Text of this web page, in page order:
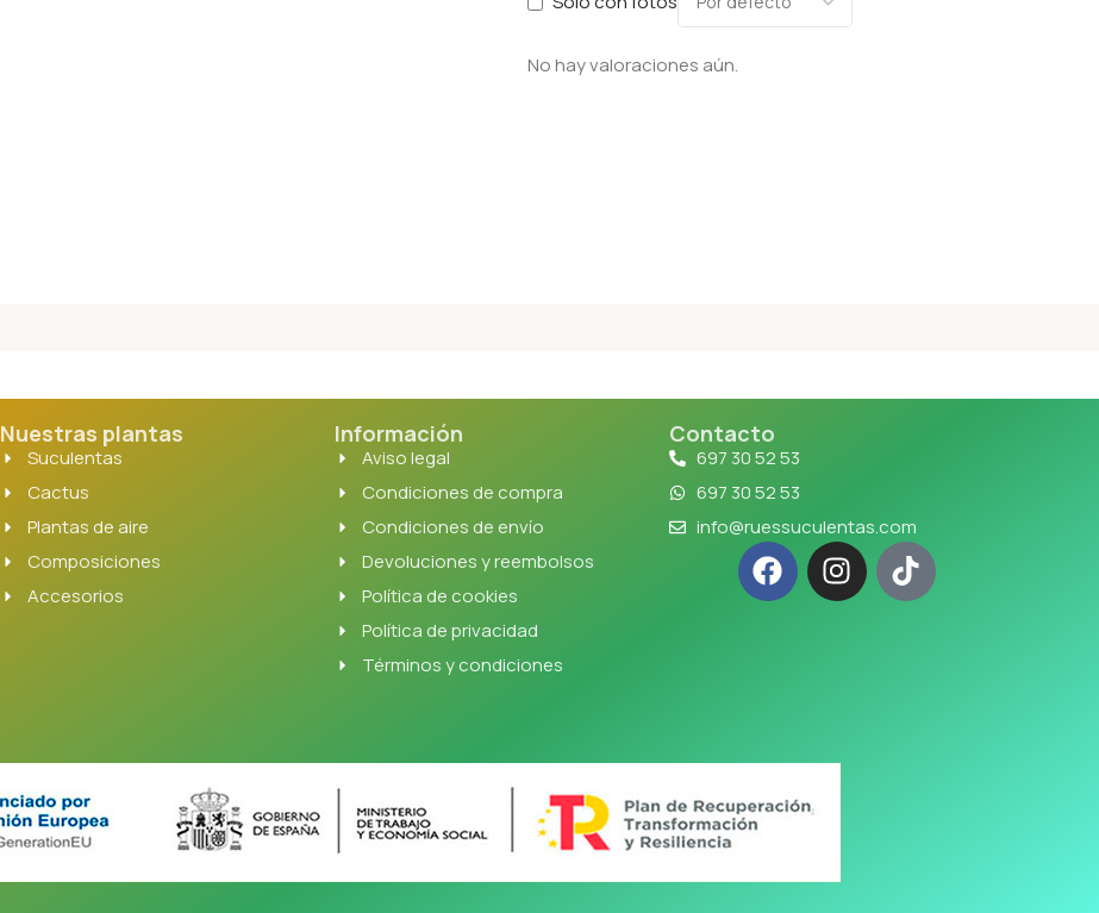
No hay valoraciones aún.
Nuestras plantas
Suculentas
Cactus
Plantas de aire
Composiciones
Accesorios
Información
Aviso legal
Condiciones de compra
Condiciones de envío
Devoluciones y reembolsos
Política de cookies
Política de privacidad
Términos y condiciones
Contacto
697 30 52 53
697 30 52 53
info@ruessuculentas.com